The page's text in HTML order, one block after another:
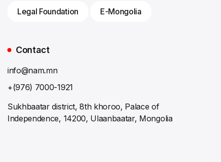
Legal Foundation E-Mongolia
Contact
info@nam.mn
+(976) 7000-1921
Sukhbaatar district, 8th khoroo, Palace of
Independence, 14200, Ulaanbaatar, Mongolia